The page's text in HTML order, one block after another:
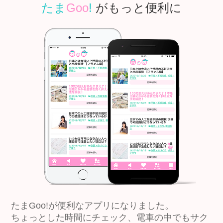
たま Goo! がもっと便利に
たまGoo!が便利なアプリになりました。
ちょっとした時間にチェック、電車の中でもサク